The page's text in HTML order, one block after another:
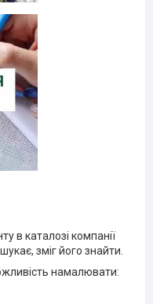
в каталозі компанії
зміг його знайти.
намалювати: